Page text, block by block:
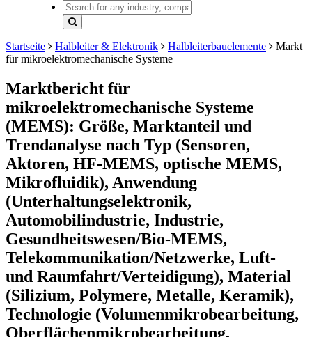
Startseite Halbleiter & Elektronik Halbleiterbauelemente
Markt
für mikroelektromechanische Systeme
Marktbericht für
mikroelektromechanische Systeme
(MEMS): Größe, Marktanteil und
Trendanalyse nach Typ (Sensoren,
Aktoren, HF-MEMS, optische MEMS,
Mikrofluidik), Anwendung
(Unterhaltungselektronik,
Automobilindustrie, Industrie,
Gesundheitswesen/Bio-MEMS,
Telekommunikation/Netzwerke, Luft-
und Raumfahrt/Verteidigung), Material
(Silizium, Polymere, Metalle, Keramik),
Technologie (Volumenmikrobearbeitung,
Oberflächenmikrobearbeitung,